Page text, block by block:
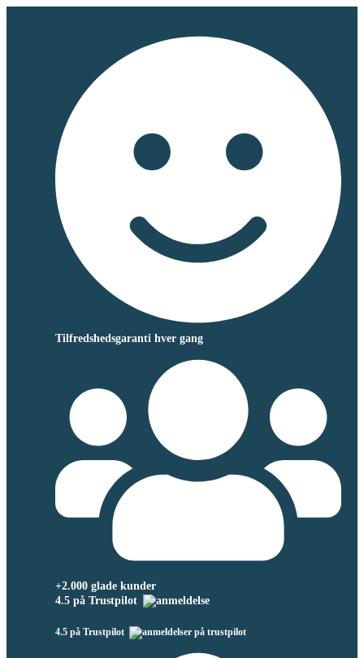
Tilfredshedsgaranti hver gang
+2.000 glade kunder
4.5 på Trustpilot
4.5 på Trustpilot